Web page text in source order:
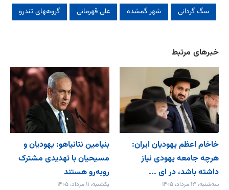
سگ گردانی شهر گمشده علی قهرمانی گروههای تندرو
خبرهای مرتبط
خاخام اعظم یهودیان ایران:
هرچه جامعه یهودی نیاز
داشته باشد، در ای ...
سه‌شنبه، ۱۳ مرداد، ۱۴۰۵
بنیامین نتانیاهو: یهودیان و
مسیحیان با تهدیدی مشترک
روبه‌رو هستند
یکشنبه، ۱۱ مرداد، ۱۴۰۵